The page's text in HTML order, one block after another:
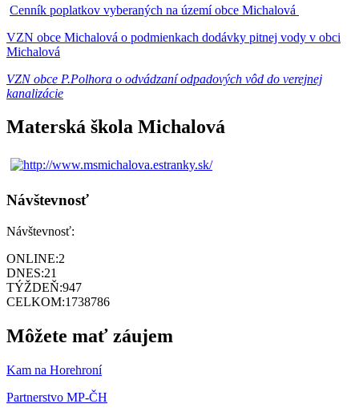
Cenník poplatkov vyberaných na území obce Michalová
VZN obce Michalová o podmienkach dodávky pitnej vody v obci
Michalová
VZN obce P.Polhora o odvádzaní odpadových vôd do verejnej
kanalizácie
Materská škola Michalová
Návštevnosť
Návštevnosť:
ONLINE:2
DNES:21
TÝŽDEŇ:947
CELKOM:1738786
Môžete mať záujem
Kam na Horehroní
Partnerstvo MP-ČH